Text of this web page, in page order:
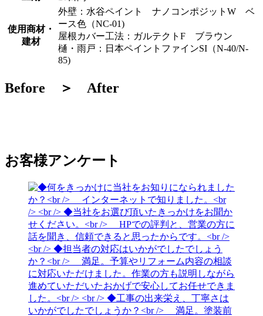
使用商材・
建材
外壁：水谷ペイント ナノコンポジットW ベ
ース色（NC-01)
屋根カバー工法：ガルテクトF ブラウン
樋・雨戸：日本ペイントファインSI（N-40/N-
85)
Before ＞ After
お客様アンケート